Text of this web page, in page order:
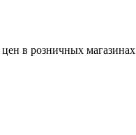
цен в розничных магазинах